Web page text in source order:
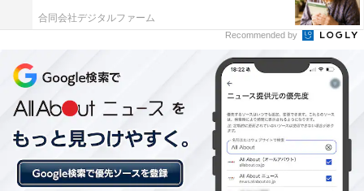
合同会社デジタルファーム
Recommended by